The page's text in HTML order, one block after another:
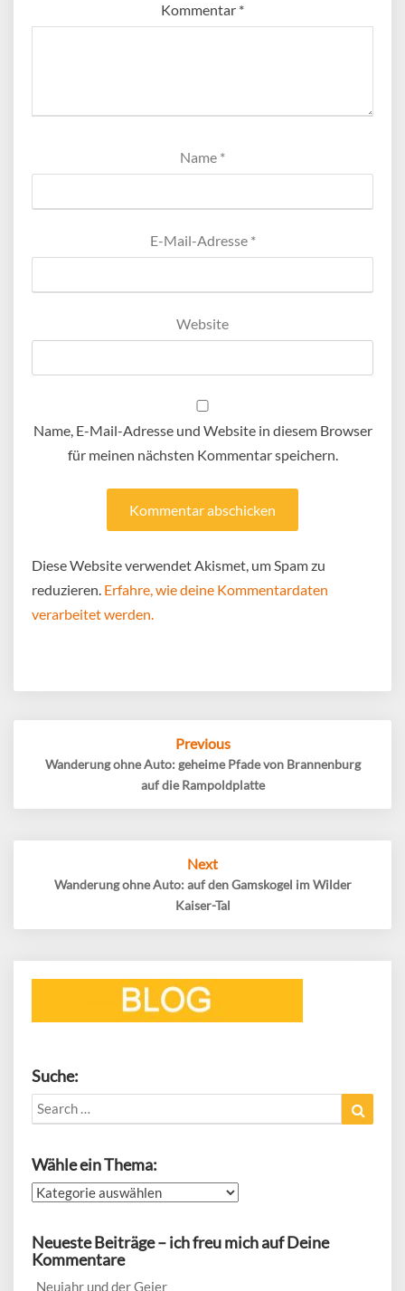
Kommentar *
Name *
E-Mail-Adresse *
Website
Name, E-Mail-Adresse und Website in diesem Browser
für meinen nächsten Kommentar speichern.
Diese Website verwendet Akismet, um Spam zu
reduzieren. Erfahre, wie deine Kommentardaten
verarbeitet werden.
Previous
Wanderung ohne Auto: geheime Pfade von Brannenburg
auf die Rampoldplatte
Next
Wanderung ohne Auto: auf den Gamskogel im Wilder
Kaiser-Tal
Suche:
Search
for:
Wähle ein Thema:
Wähle
Neueste Beiträge – ich freu mich auf Deine
Kommentare
Neujahr und der Geier